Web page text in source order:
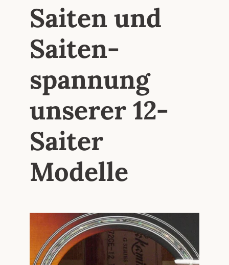
Saiten und
Saiten­
spannung
unserer 12-
Saiter
Modelle